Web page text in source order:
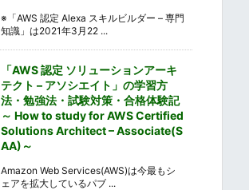
※「AWS 認定 Alexa スキルビルダー – 専門
知識」は2021年3月22 ...
「AWS 認定 ソリューションアーキ
テクト – アソシエイト」の学習方
法・勉強法・試験対策・合格体験記
～ How to study for AWS Certified
Solutions Architect – Associate(S
AA)～
Amazon Web Services(AWS)は今最もシ
ェアを拡大しているパブ ...